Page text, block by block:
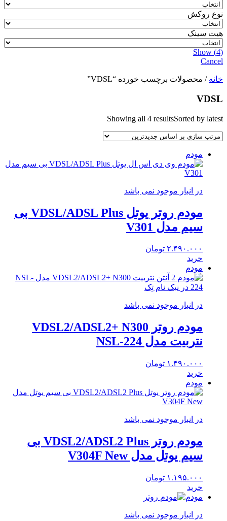
نوع روکش
هیت سینک
Show (4)
Cancel
خانه / محصولات برچسب خورده “VDSL”
VDSL
Showing all 4 resultsSorted by latest
مودم
در انبار موجود نمی باشد
مودم روتر یوتل VDSL/ADSL Plus بی
سیم مدل V301
۲.۴۹۰.۰۰۰ تومان
خرید
مودم
در انبار موجود نمی باشد
مودم روتر VDSL2/ADSL2+ N300
نتربیت مدل NSL-224
۱.۴۹۰.۰۰۰ تومان
خرید
مودم
در انبار موجود نمی باشد
مودم روتر VDSL2/ADSL2 Plus بی
سیم یوتل مدل V304F New
۱.۱۹۵.۰۰۰ تومان
خرید
مودم
در انبار موجود نمی باشد